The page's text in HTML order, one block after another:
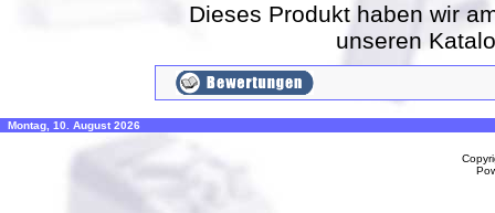
Dieses Produkt haben wir
unseren
Montag, 10. August 2026